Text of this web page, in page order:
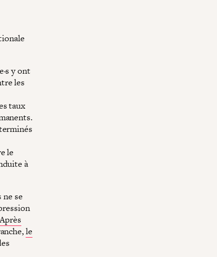
y ont
les
taux
le
à
ne se
Après
le